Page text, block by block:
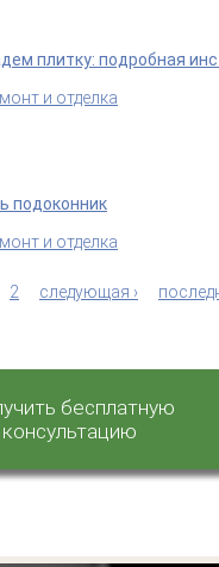
плитку: подробная
и отделка
подоконник
и отделка
2 следующая ›
бесплатную
консультацию